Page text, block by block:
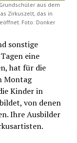
aus dem
Zirkuszelt, das in
Foto: Donker
sonstige
eine
hat für die
Montag
Kinder in
von denen
Ihre Ausbilder